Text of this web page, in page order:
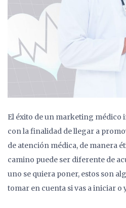
El éxito de un marketing médico
con la finalidad de llegar a
de atención médica, de manera
camino puede ser diferente de
uno se quiera poner, estos son
tomar en cuenta si vas a iniciar o